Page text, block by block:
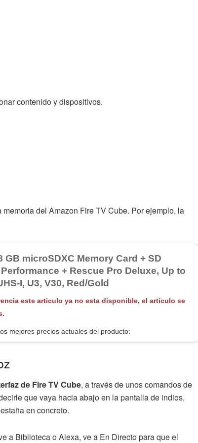
contenido y dispositivos.
del Amazon Fire TV Cube. Por ejemplo, la
GB microSDXC Memory Card + SD
+ Rescue Pro Deluxe, Up to
I, U3, V30, Red/Gold
este articulo ya no esta disponible, el artículo se
mejores precios actuales del producto:
de Fire TV Cube, a través de unos comandos de
que vaya hacia abajo en la pantalla de indios,
en concreto.
a Biblioteca o Alexa, ve a En Directo para que el